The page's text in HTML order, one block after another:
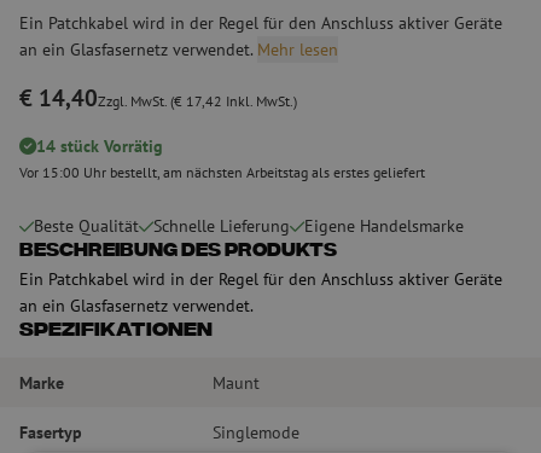
Ein Patchkabel wird in der Regel für den Anschluss aktiver Geräte
an ein Glasfasernetz verwendet. Mehr lesen
€ 14,40Zzgl. MwSt. (€ 17,42 Inkl. MwSt.)
14 stück Vorrätig
Vor 15:00 Uhr bestellt, am nächsten Arbeitstag als erstes geliefert
Beste Qualität Schnelle Lieferung Eigene Handelsmarke
Beschreibung des Produkts
Ein Patchkabel wird in der Regel für den Anschluss aktiver Geräte
an ein Glasfasernetz verwendet.
Spezifikationen
Marke Maunt
Fasertyp Singlemode